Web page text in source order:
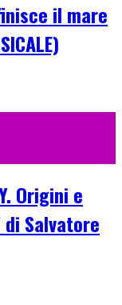
il mare
Origini e
di Salvatore